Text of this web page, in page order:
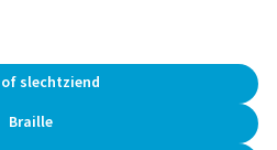
slechtziend
Braille